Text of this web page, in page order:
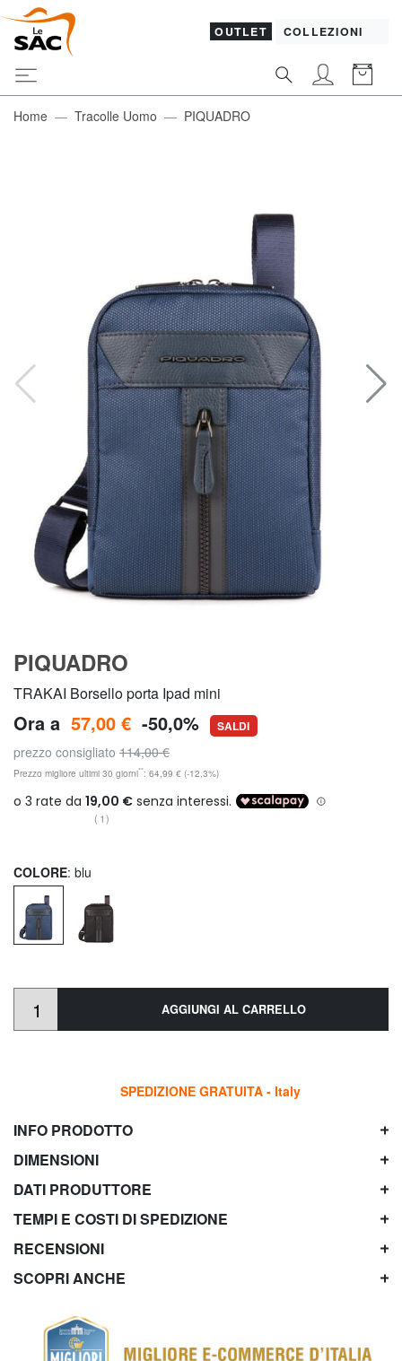
OUTLET COLLEZIONI
Home Tracolle Uomo PIQUADRO
PIQUADRO
TRAKAI Borsello porta Ipad mini
Ora a 57,00 € -50,0% SALDI
prezzo consigliato 114,00 €
Prezzo migliore ultimi 30 giorni**: 64,99 € (-12,3%)
(1)
COLORE: blu
AGGIUNGI AL CARRELLO
SPEDIZIONE GRATUITA - Italy
INFO PRODOTTO
DIMENSIONI
DATI PRODUTTORE
TEMPI E COSTI DI SPEDIZIONE
RECENSIONI
SCOPRI ANCHE